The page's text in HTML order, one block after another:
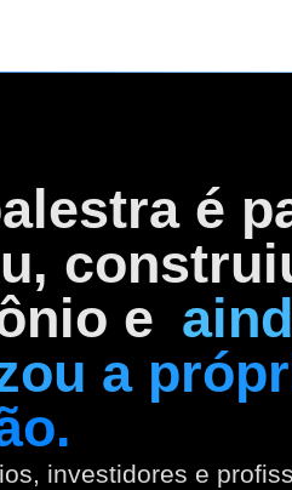
é
e
a
investidores e